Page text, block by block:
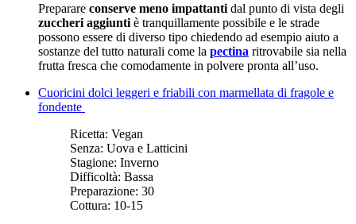
Preparare conserve meno impattanti dal punto di vista degli
zuccheri aggiunti è tranquillamente possibile e le strade
possono essere di diverso tipo chiedendo ad esempio aiuto a
sostanze del tutto naturali come la pectina ritrovabile sia nella
frutta fresca che comodamente in polvere pronta all’uso.
Cuoricini dolci leggeri e friabili con marmellata di fragole e
fondente
Ricetta: Vegan
Senza: Uova e Latticini
Stagione: Inverno
Difficoltà: Bassa
Preparazione: 30
Cottura: 10-15